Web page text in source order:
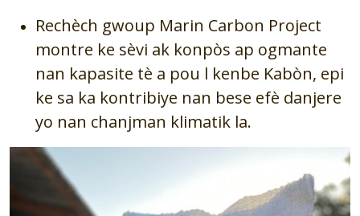
Rechèch gwoup Marin Carbon Project
montre ke sèvi ak konpòs ap ogmante
nan kapasite tè a pou l kenbe Kabòn, epi
ke sa ka kontribiye nan bese efè danjere
yo nan chanjman klimatik la.
Image